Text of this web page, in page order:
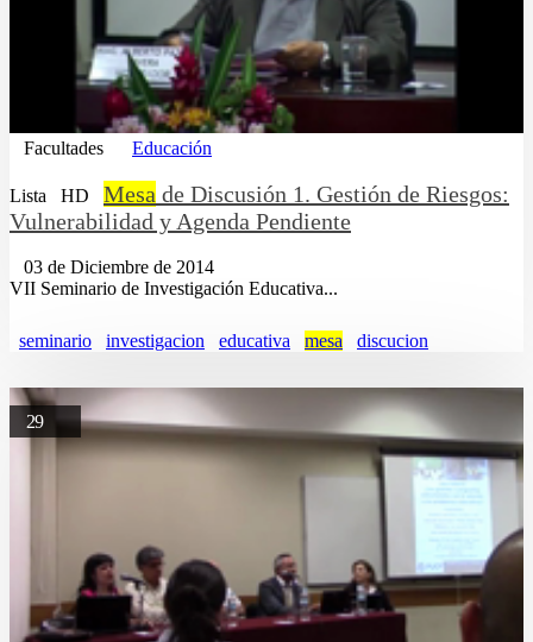
Facultades Educación
Lista HD Mesa de Discusión 1. Gestión de Riesgos:
Vulnerabilidad y Agenda Pendiente
03 de Diciembre de 2014
VII Seminario de Investigación Educativa...
seminario investigacion educativa mesa discucion
29